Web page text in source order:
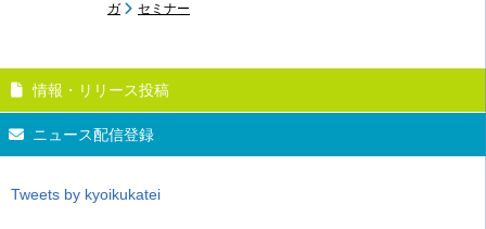
ガ
セミナー
情報・リリース投稿
ニュース配信登録
Tweets by kyoikukatei